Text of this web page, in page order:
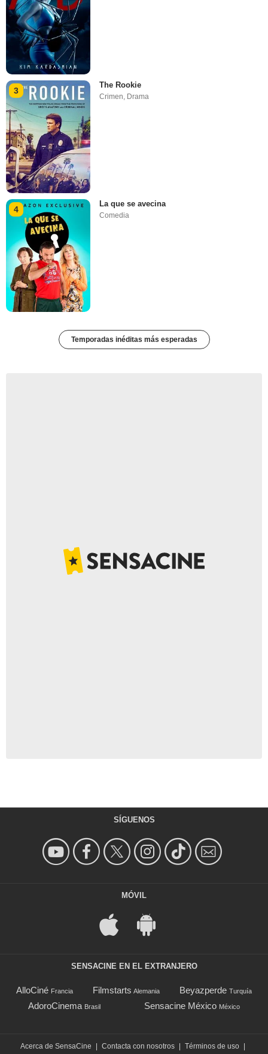
3
The Rookie
Crimen Drama
4
La que se avecina
Comedia
Temporadas inéditas más esperadas
SÍGUENOS
MÓVIL
SENSACINE EN EL EXTRANJERO
AlloCiné Francia Filmstarts Alemania Beyazperde Turquía
AdoroCinema Brasil Sensacine México México
Acerca de SensaCine Contacta con nosotros Términos de uso